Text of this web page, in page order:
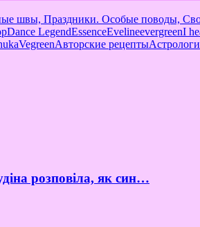
швы, Праздники. Особые поводы,
Dance LegendEssenceEvelineevergreenI
VegreenАвторские рецепты
розповіла, як син…